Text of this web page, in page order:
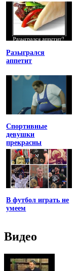
Разыгрался
аппетит
Спортивные
девушки
прекрасны
В футбол играть не
умеем
Видео